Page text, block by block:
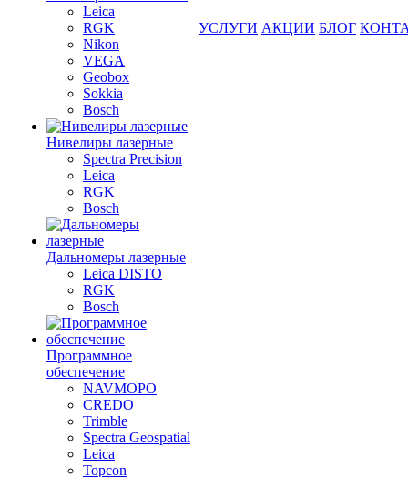
Leica
RGK
Nikon
VEGA
Geobox
Sokkia
Bosch
Нивелиры лазерные
Spectra Precision
Leica
RGK
Bosch
Дальномеры лазерные
Leica DISTO
RGK
Bosch
Программное
обеспечение
NAVMOPO
CREDO
Trimble
Spectra Geospatial
Leica
Topcon
УСЛУГИ АКЦИИ БЛОГ